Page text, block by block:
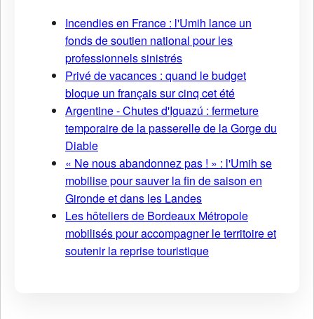
Incendies en France : l'Umih lance un
fonds de soutien national pour les
professionnels sinistrés
Privé de vacances : quand le budget
bloque un français sur cinq cet été
Argentine - Chutes d'Iguazú : fermeture
temporaire de la passerelle de la Gorge du
Diable
« Ne nous abandonnez pas ! » : l'Umih se
mobilise pour sauver la fin de saison en
Gironde et dans les Landes
Les hôteliers de Bordeaux Métropole
mobilisés pour accompagner le territoire et
soutenir la reprise touristique